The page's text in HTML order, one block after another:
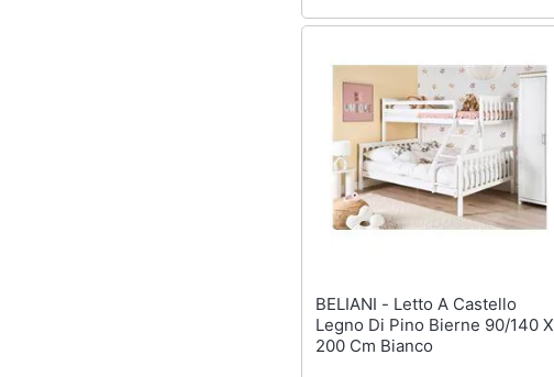
BELIANI - Letto A Castello
Legno Di Pino Bierne 90/140 X
200 Cm Bianco